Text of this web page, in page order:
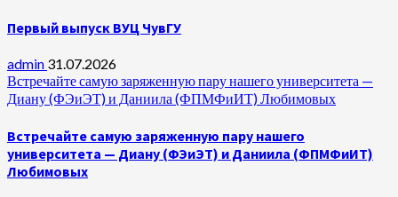
Первый выпуск ВУЦ ЧувГУ
admin 31.07.2026
Встречайте самую заряженную пару нашего университета —
Диану (ФЭиЭТ) и Даниила (ФПМФиИТ) Любимовых
Встречайте самую заряженную пару нашего
университета — Диану (ФЭиЭТ) и Даниила (ФПМФиИТ)
Любимовых